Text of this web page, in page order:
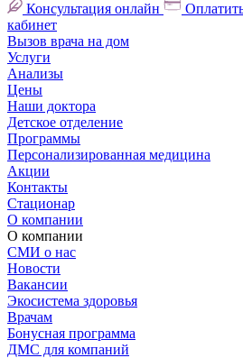
Консультация онлайн
кабинет
Вызов врача на дом
Услуги
Анализы
Цены
Наши доктора
Детское отделение
Программы
Персонализированная медицина
Акции
Контакты
Стационар
О компании
О компании
СМИ о нас
Новости
Вакансии
Экосистема здоровья
Врачам
Бонусная программа
ДМС для компаний